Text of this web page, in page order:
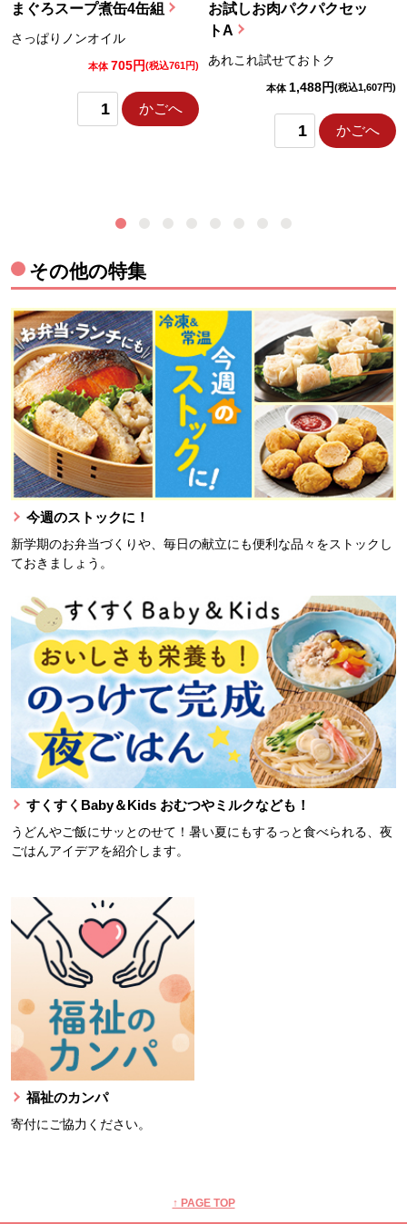
まぐろスープ煮缶4缶組
さっぱりノンオイル
本体 705円(税込761円)
かごへ
お試しお肉パクパクセッ
トA
あれこれ試せておトク
本体 1,488円(税込1,607円)
かごへ
その他の特集
今週のストックに！
新学期のお弁当づくりや、毎日の献立にも便利な品々をストックし
ておきましょう。
すくすくBaby＆Kids おむつやミルクなども！
うどんやご飯にサッとのせて！暑い夏にもするっと食べられる、夜
ごはんアイデアを紹介します。
福祉のカンパ
寄付にご協力ください。
↑ PAGE TOP